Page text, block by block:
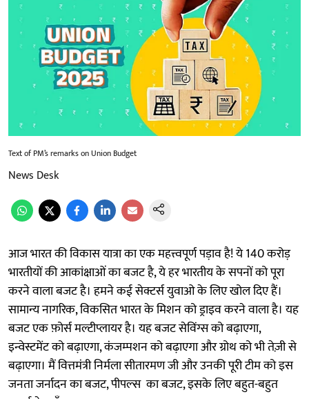
Text of PM’s remarks on Union Budget
News Desk
आज भारत की विकास यात्रा का एक महत्त्वपूर्ण पड़ाव है! ये 140 करोड़
भारतीयों की आकांक्षाओं का बजट है, ये हर भारतीय के सपनों को पूरा
करने वाला बजट है। हमने कई सेक्टर्स युवाओ के लिए खोल दिए हैं।
सामान्य नागरिक, विकसित भारत के मिशन को ड्राइव करने वाला है। यह
बजट एक फ़ोर्स मल्टीप्लायर है। यह बजट सेविंग्स को बढ़ाएगा,
इन्वेस्टमेंट को बढ़ाएगा, कंजम्पशन को बढ़ाएगा और ग्रोथ को भी तेज़ी से
बढ़ाएगा। मैं वित्तमंत्री निर्मला सीतारमण जी और उनकी पूरी टीम को इस
जनता जर्नादन का बजट, पीपल्स का बजट, इसके लिए बहुत-बहुत